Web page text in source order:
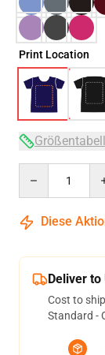
Print Location
Diese
Deliver
Cost to
Standard -